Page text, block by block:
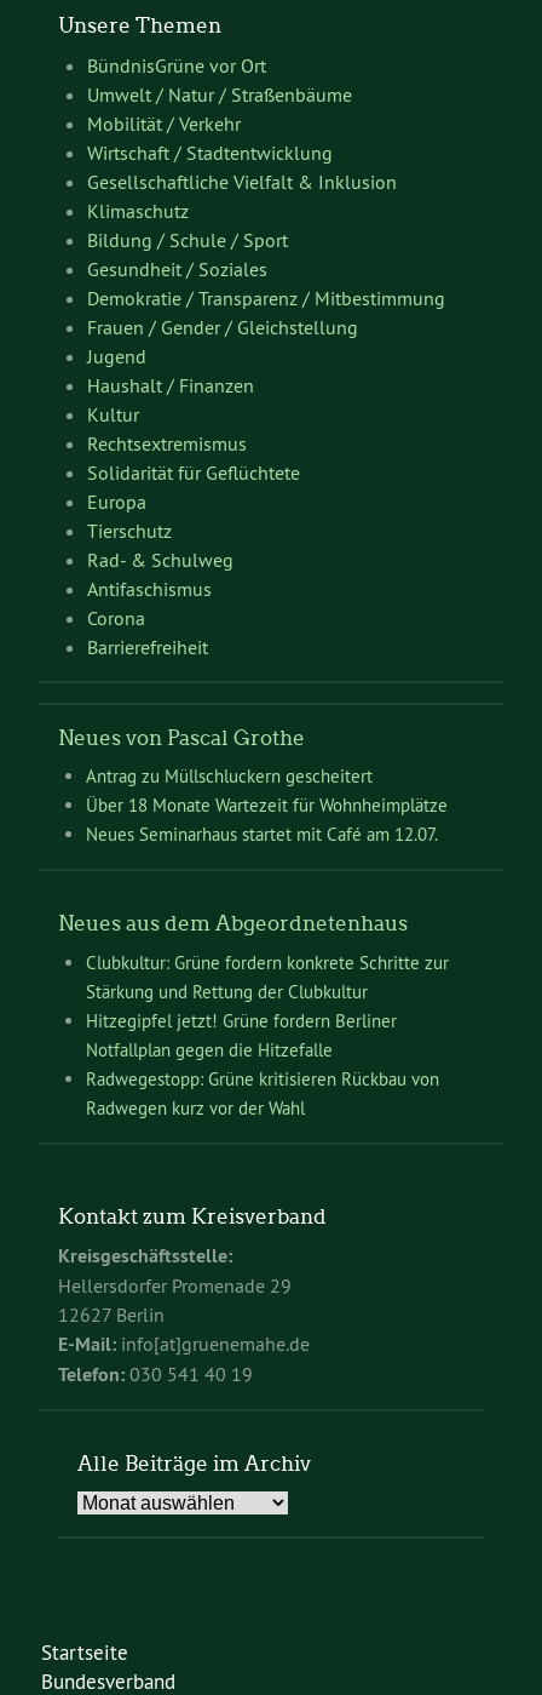
Unsere Themen
BündnisGrüne vor Ort
Umwelt / Natur / Straßenbäume
Mobilität / Verkehr
Wirtschaft / Stadtentwicklung
Gesellschaftliche Vielfalt & Inklusion
Klimaschutz
Bildung / Schule / Sport
Gesundheit / Soziales
Demokratie / Transparenz / Mitbestimmung
Frauen / Gender / Gleichstellung
Jugend
Haushalt / Finanzen
Kultur
Rechtsextremismus
Solidarität für Geflüchtete
Europa
Tierschutz
Rad- & Schulweg
Antifaschismus
Corona
Barrierefreiheit
Neues von Pascal Grothe
Antrag zu Müllschluckern gescheitert
Über 18 Monate Wartezeit für Wohnheimplätze
Neues Seminarhaus startet mit Café am 12.07.
Neues aus dem Abgeordnetenhaus
Clubkultur: Grüne fordern konkrete Schritte zur
Stärkung und Rettung der Clubkultur
Hitzegipfel jetzt! Grüne fordern Berliner
Notfallplan gegen die Hitzefalle
Radwegestopp: Grüne kritisieren Rückbau von
Radwegen kurz vor der Wahl
Kontakt zum Kreisverband
Kreisgeschäftsstelle:
Hellersdorfer Promenade 29
12627 Berlin
E-Mail: info[at]gruenemahe.de
Telefon: 030 541 40 19
Alle Beiträge im Archiv
Alle
Startseite
Bundesverband